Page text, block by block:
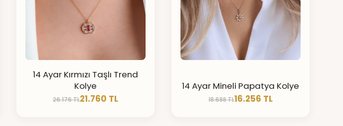
14 Ayar Kırmızı Taşlı Trend
Kolye
26.176 TL21.760 TL
14 Ayar Mineli Papatya Kolye
18.688 TL16.256 TL